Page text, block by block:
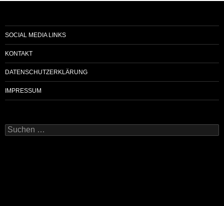
SOCIAL MEDIA LINKS
KONTAKT
DATENSCHUTZERKLÄRUNG
IMPRESSUM
Suchen
nach: